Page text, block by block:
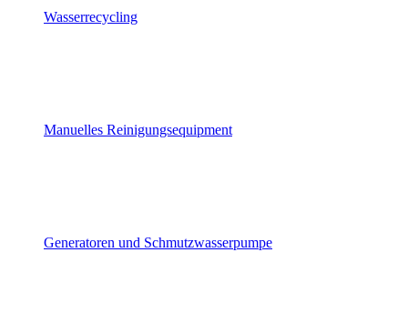
Wasserrecycling
Manuelles Reinigungsequipment
Generatoren und Schmutzwasserpumpe